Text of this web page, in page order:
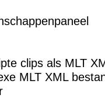
clips als MLT
MLT XML